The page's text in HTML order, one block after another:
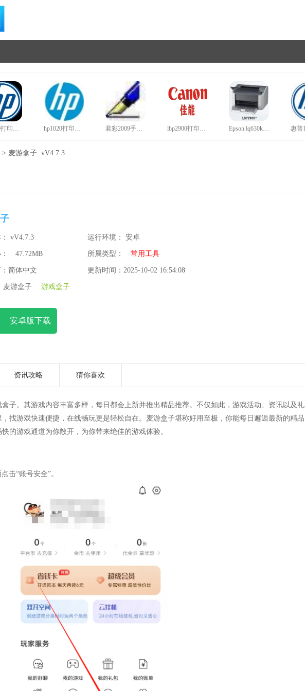
hp1000打印机驱动 hp1020打印机驱动官网版 君彩2009手写板驱动旗舰版 lbp2900打印机驱动正版 Epson lq630k打印机驱动win10最新版
> 麦游盒子 vV4.7.3
vV4.7.3 运行环境： 安卓
47.72MB 所属类型： 常用工具
简体中文 更新时间：2025-10-02 16:54:08
麦游盒子 游戏盒子
安卓版下载
资讯攻略 猜你喜欢
子。其游戏内容丰富多样，每日都会上新并推出精品推荐。不仅如此，游戏活动、资讯以及礼
找游戏快速便捷，在线畅玩更是轻松自在。麦游盒子堪称好用至极，你能每日邂逅最新的精品
的游戏通道为你敞开，为你带来绝佳的游戏体验。
击“账号安全”。